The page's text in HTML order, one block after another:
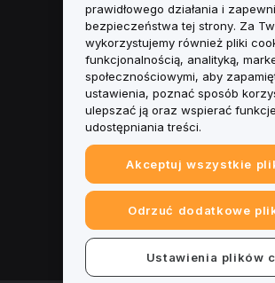
Podsumowanie polityki
powiernictwa i zarządzania
Informacje ESG
Biuletyny informacyjne
kryptoaktywów
prawidłowego działania i
bezpieczeństwa tej strony. Za
wykorzystujemy również pliki
funkcjonalnością, analityką,
społecznościowymi, aby
ustawienia, poznać sposób
ulepszać ją oraz wspierać
udostępniania treści.
Akceptuj wszystkie
Odrzuć dodatkowe
Ustawienia plików